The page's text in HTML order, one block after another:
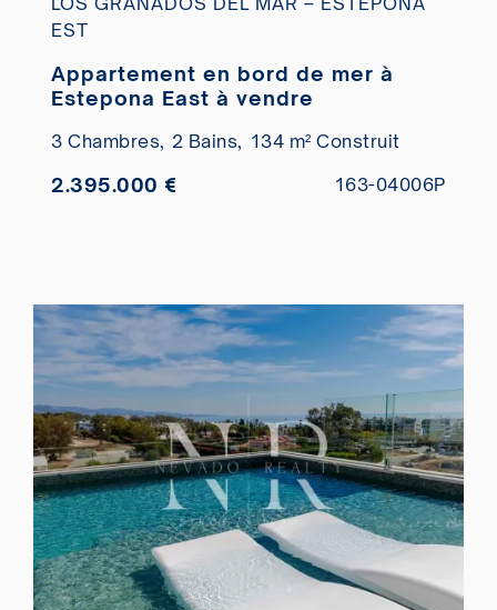
EST
Appartement en bord de mer à
Estepona East à vendre
3 Chambres, 2 Bains, 134 m² Construit
2.395.000 € 163-04006P